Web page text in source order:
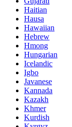
Haitian
Hausa
Hawaiian
Hebrew
Hmong
Hungarian
Icelandic
Igbo
Javanese
Kannada
Kazakh
Khmer
Kurdish